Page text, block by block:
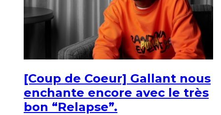
[Coup de Coeur] Gallant nous
enchante encore avec le très
bon “Relapse”.